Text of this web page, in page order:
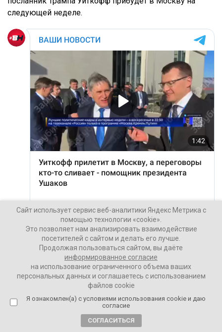
следующей неделе.
Сайт использует сервис веб-аналитики Яндекс Метрика с
помощью технологии «cookie».
Это позволяет нам анализировать взаимодействие
посетителей с сайтом и делать его лучше.
Продолжая пользоваться сайтом, вы даёте
информированное согласие
на использование ограниченного объема ваших
персональных данных и соглашаетесь с использованием
файлов cookie
Я ознакомлен(а) с условиями использования cookie и даю
согласие
СОГЛАСИТЬСЯ